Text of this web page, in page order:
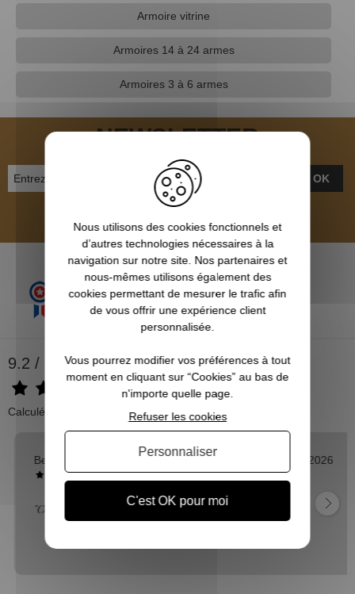
Armoire vitrine
Armoires 14 à 24 armes
Armoires 3 à 6 armes
NEWSLETTER
OK
Inscrivez-vous et recevez nos bons plans
9.2 / 10
Calculé à partir de 500 avis.
Bernard A. 03/08/2026
"Compétence Rapidité Prix Tout pour le mieux"
Nous utilisons des cookies fonctionnels et
d’autres technologies nécessaires à la
navigation sur notre site. Nos partenaires et
nous-mêmes utilisons également des
cookies permettant de mesurer le trafic afin
de vous offrir une expérience client
personnalisée.
Vous pourrez modifier vos préférences à tout
moment en cliquant sur “Cookies” au bas de
n'importe quelle page.
C'est OK pour moi
Refuser les cookies
Personnaliser